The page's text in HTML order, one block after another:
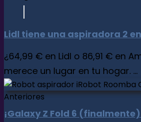
Lidl tiene una aspiradora 2
¿64,99 € en Lidl o 86,91 € en
merece un lugar en tu hogar. ...
Anteriores
¡Galaxy Z Fold 6